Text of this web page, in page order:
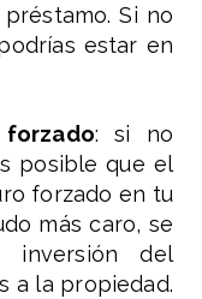
Si no
estar en
: si no
posible que el
forzado en tu
más caro, se
inversión del
a la propiedad.